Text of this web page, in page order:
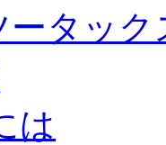
ータッ
は